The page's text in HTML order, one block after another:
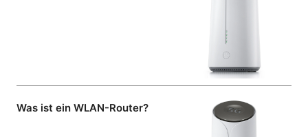
Was ist ein WLAN-Router?